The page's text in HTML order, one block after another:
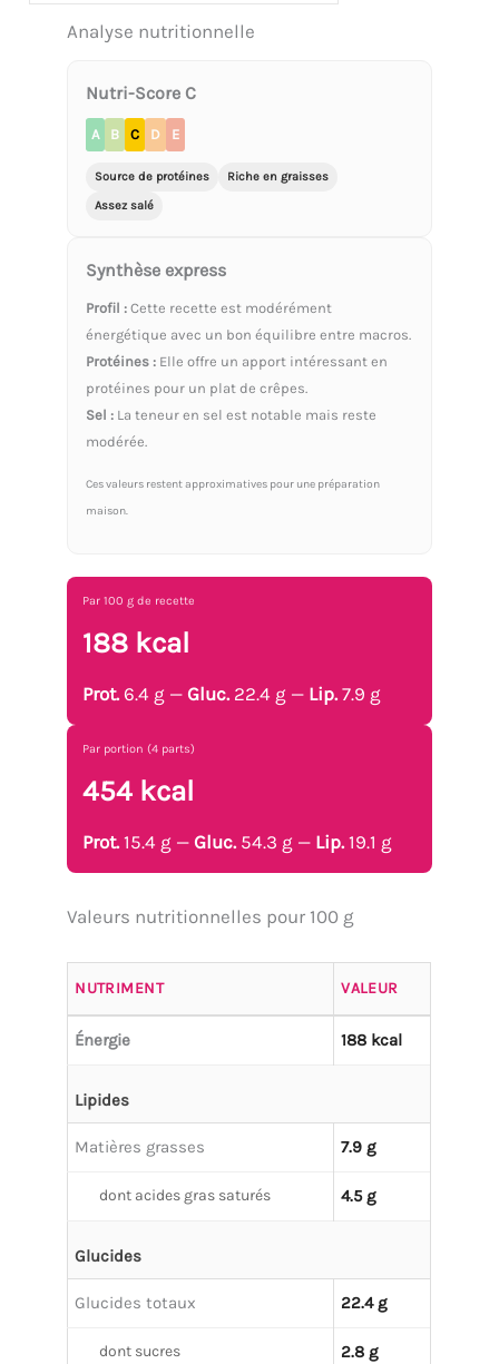
Analyse nutritionnelle
Nutri-Score C
A B C D E
Source de protéines
Riche en graisses
Assez salé
Synthèse express
Profil : Cette recette est modérément
énergétique avec un bon équilibre entre macros.
Protéines : Elle offre un apport intéressant en
protéines pour un plat de crêpes.
Sel : La teneur en sel est notable mais reste
modérée.
Ces valeurs restent approximatives pour une préparation
maison.
Par 100 g de recette
188 kcal
Prot.6.4 g —Gluc.22.4 g — Lip.7.9 g
Par portion (4 parts)
454 kcal
Prot.15.4 g —Gluc.54.3 g — Lip.19.1 g
Valeurs nutritionnelles pour 100 g
NUTRIMENT VALEUR
Énergie 188 kcal
Lipides
Matières grasses 7.9 g
dont acides gras saturés 4.5 g
Glucides
Glucides totaux 22.4 g
dont sucres 2.8 g